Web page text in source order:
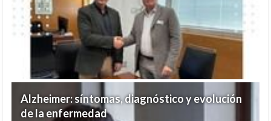
Alzheimer: síntomas, diagnóstico y evolución
de la enfermedad